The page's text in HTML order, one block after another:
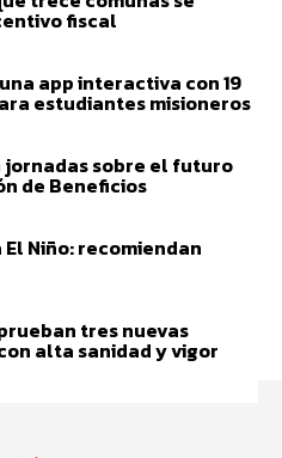
fiscal
app interactiva con 19
estudiantes misioneros
jornadas sobre el futuro
de Beneficios
Niño: recomiendan
tres nuevas
alta sanidad y vigor